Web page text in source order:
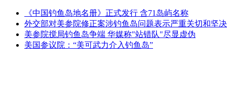
末日生卒年月体 网友微博写"墓志铭"
23岁女子泡咖啡温泉猝死
《中国钓鱼岛地名册》正式发行 含71岛屿名称
外交部对美参院修正案涉钓鱼岛问题表示严重关切和坚
美参院搅局钓鱼岛争端 华媒称"站错队"尽显虚伪
美国参议院：“美可武力介入钓鱼岛”